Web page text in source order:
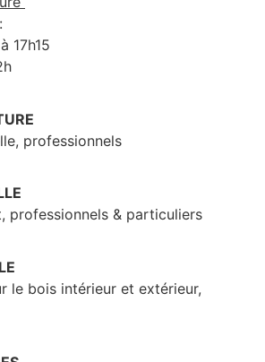
17h15
professionnels
professionnels & particuliers
le bois intérieur et extérieur,